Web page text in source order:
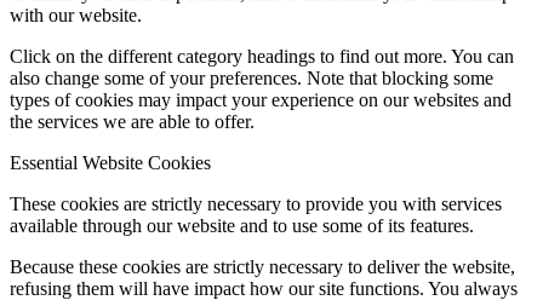
with our website.
Click on the different category headings to find out more. You can
also change some of your preferences. Note that blocking some
types of cookies may impact your experience on our websites and
the services we are able to offer.
Essential Website Cookies
These cookies are strictly necessary to provide you with services
available through our website and to use some of its features.
Because these cookies are strictly necessary to deliver the website,
refusing them will have impact how our site functions. You always